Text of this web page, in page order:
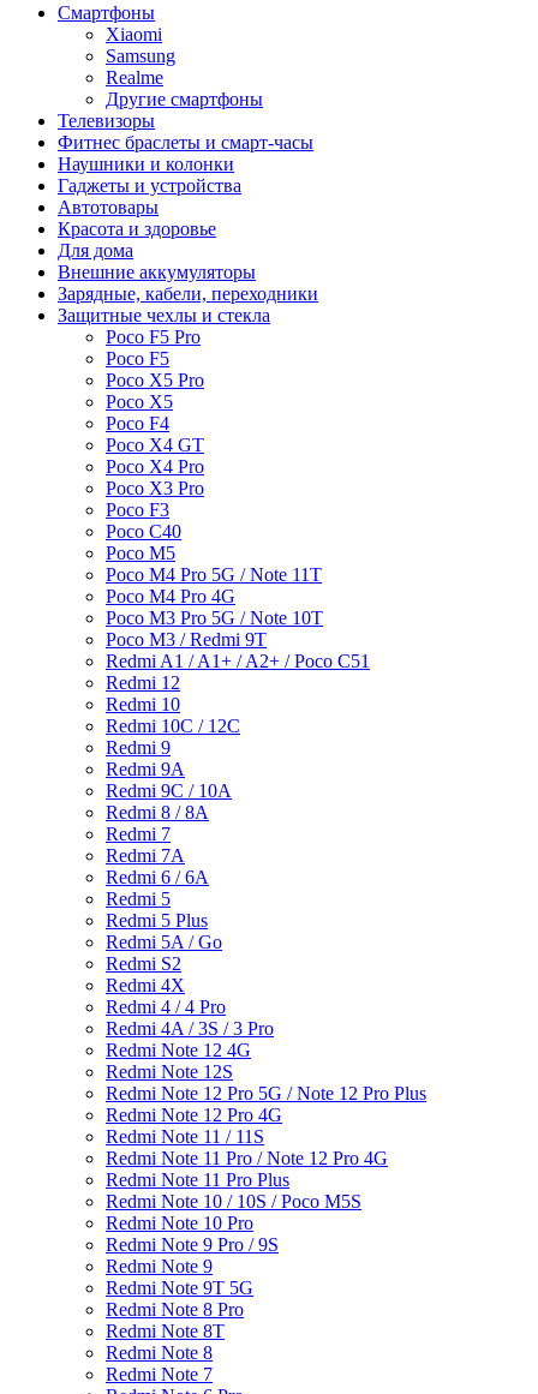
Смартфоны
Xiaomi
Samsung
Realme
Другие смартфоны
Телевизоры
Фитнес браслеты и смарт-часы
Наушники и колонки
Гаджеты и устройства
Автотовары
Красота и здоровье
Для дома
Внешние аккумуляторы
Зарядные, кабели, переходники
Защитные чехлы и стекла
Poco F5 Pro
Poco F5
Poco X5 Pro
Poco X5
Poco F4
Poco X4 GT
Poco X4 Pro
Poco X3 Pro
Poco F3
Poco C40
Poco M5
Poco M4 Pro 5G / Note 11T
Poco M4 Pro 4G
Poco M3 Pro 5G / Note 10T
Poco M3 / Redmi 9T
Redmi A1 / A1+ / A2+ / Poco C51
Redmi 12
Redmi 10
Redmi 10C / 12C
Redmi 9
Redmi 9A
Redmi 9C / 10A
Redmi 8 / 8A
Redmi 7
Redmi 7A
Redmi 6 / 6A
Redmi 5
Redmi 5 Plus
Redmi 5A / Go
Redmi S2
Redmi 4X
Redmi 4 / 4 Pro
Redmi 4A / 3S / 3 Pro
Redmi Note 12 4G
Redmi Note 12S
Redmi Note 12 Pro 5G / Note 12 Pro Plus
Redmi Note 12 Pro 4G
Redmi Note 11 / 11S
Redmi Note 11 Pro / Note 12 Pro 4G
Redmi Note 11 Pro Plus
Redmi Note 10 / 10S / Poco M5S
Redmi Note 10 Pro
Redmi Note 9 Pro / 9S
Redmi Note 9
Redmi Note 9T 5G
Redmi Note 8 Pro
Redmi Note 8T
Redmi Note 8
Redmi Note 7